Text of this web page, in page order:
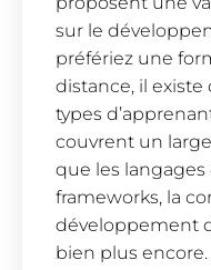
sur le
préfériez une
distance, il
types
couvrent un
que les
frameworks, la
développement
bien plus encore.